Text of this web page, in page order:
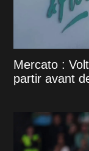
Mercato :
partir avant